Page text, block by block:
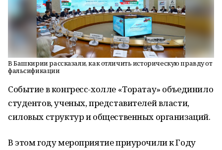
В Башкирии рассказали, как отличить историческую правду от
фальсификации
Событие в конгресс-холле «Торатау» объединило
студентов, ученых, представителей власти,
силовых структур и общественных организаций.
В этом году мероприятие приурочили к Году